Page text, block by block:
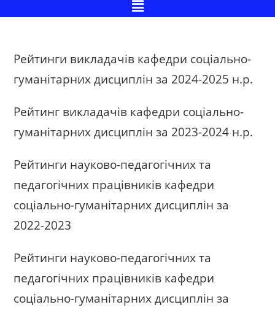
Рейтинги викладачів кафедри соціально-
гуманітарних дисциплін за 2024-2025 н.р.
Рейтинг викладачів кафедри соціально-
гуманітарних дисциплін за 2023-2024 н.р.
Рейтинги науково-педагогічних та
педагогічних працівників кафедри
соціально-гуманітарних дисциплін за
2022-2023
Рейтинги науково-педагогічних та
педагогічних працівників кафедри
соціально-гуманітарних дисциплін за